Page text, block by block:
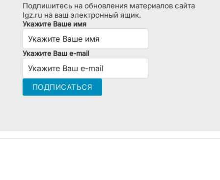
Подпишитесь на обновления материалов сайта
lgz.ru на ваш электронный ящик.
Укажите Ваше имя
Укажите Ваш e-mail